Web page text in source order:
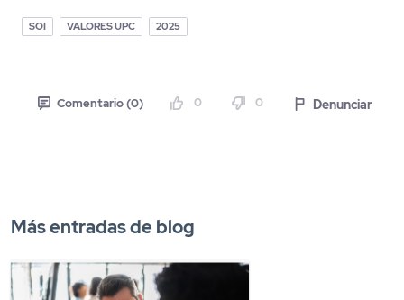
SOI VALORES UPC 2025
Comentario (0) 0 0 Denunciar
Más entradas de blog